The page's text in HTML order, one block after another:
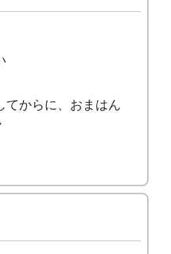
てからに、おまはん